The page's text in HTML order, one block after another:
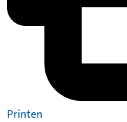
Printen